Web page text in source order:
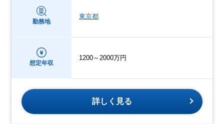
勤務地
東京都
想定年収
1200～2000万円
詳しく見る